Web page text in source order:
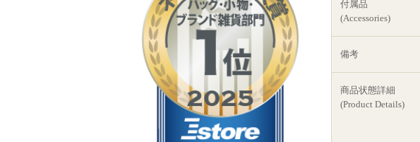
付属品
(Accessories)
備考
商品状態詳細
(Product Details)